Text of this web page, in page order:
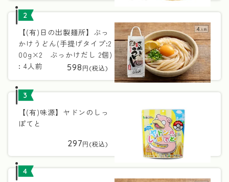
2
【(有)日の出製麺所】ぶっ
かけうどん(手提げタイプ:2
00g×2 ぶっかけだし 2個)
: 4人前
598
3
【(有)味源】ヤドンのしっ
ぽてと
297
4